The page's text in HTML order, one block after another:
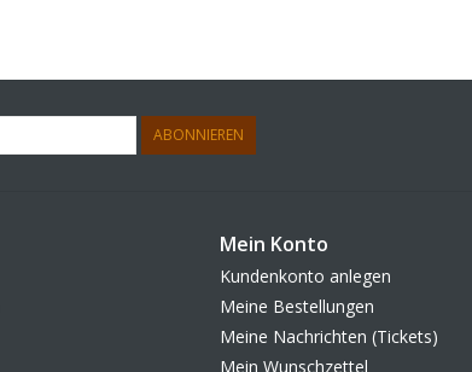
ABONNIEREN
Mein Konto
Kundenkonto anlegen
Meine Bestellungen
Meine Nachrichten (Tickets)
Mein Wunschzettel